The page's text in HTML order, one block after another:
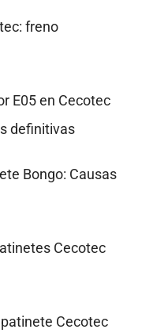
freno
E05 en Cecotec
definitivas
Bongo: Causas
Cecotec
Cecotec